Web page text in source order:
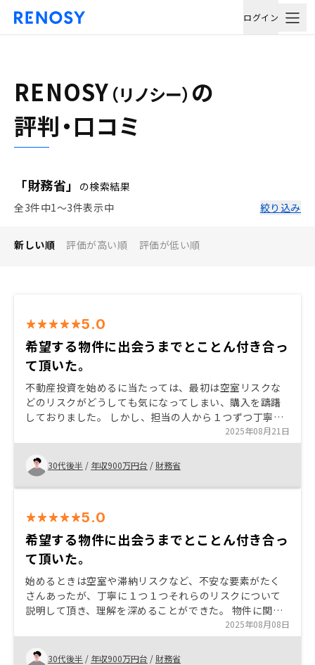
ログイン
RENOSY （リノシー） の
評判・口コミ
「財務省」
の検索結果
全3件中1〜3件表示中
絞り込み
新しい順 評価が高い順 評価が低い順
5.0
希望する物件に出会うまでとことん付き合っ
て頂いた。
不動産投資を始めるに当たっては、最初は空室リスクな
どのリスクがどうしても気になってしまい、購入を躊躇
しておりました。 しかし、担当の人から１つずつ丁寧に
リスクについて説明して頂き、納得した上で安心して始
められることができました。
2025年08月21日
30代後半 / 年収900万円台 / 財務省
5.0
希望する物件に出会うまでとことん付き合っ
て頂いた。
始めるときは空室や滞納リスクなど、不安な要素がたく
さんあったが、丁寧に１つ１つそれらのリスクについて
説明して頂き、理解を深めることができた。 物件に関し
ても自分の希望が叶うよう配慮して頂き、最終的に３部
屋購入することができて感謝している。
2025年08月08日
30代後半 / 年収900万円台 / 財務省